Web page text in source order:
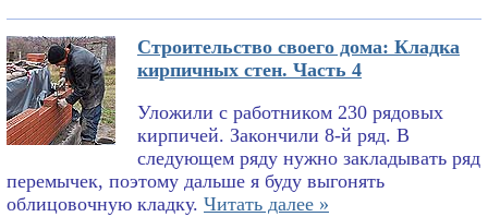
Строительство своего дома: Кладка
кирпичных стен. Часть 4
Уложили с работником 230 рядовых
кирпичей. Закончили 8-й ряд. В
следующем ряду нужно закладывать ряд
перемычек, поэтому дальше я буду выгонять
облицовочную кладку. Читать далее »